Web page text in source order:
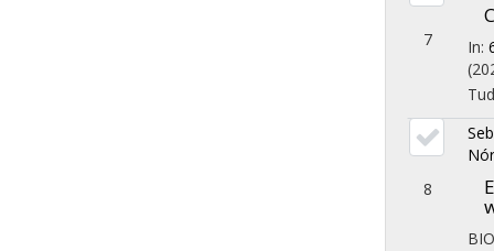
7 In:
8